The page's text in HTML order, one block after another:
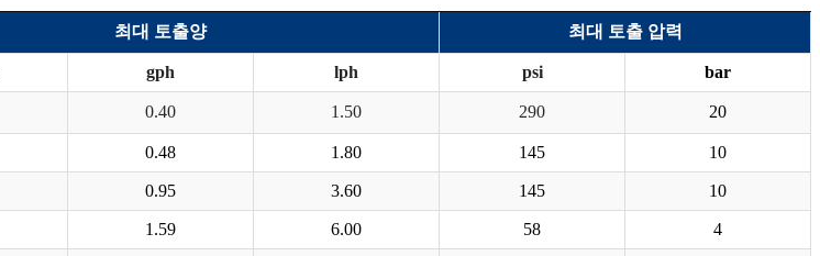
최대 토출양 최대 토출 압력
gph lph psi bar
0.40 1.50 290 20
0.48 1.80 145 10
0.95 3.60 145 10
1.59 6.00 58 4